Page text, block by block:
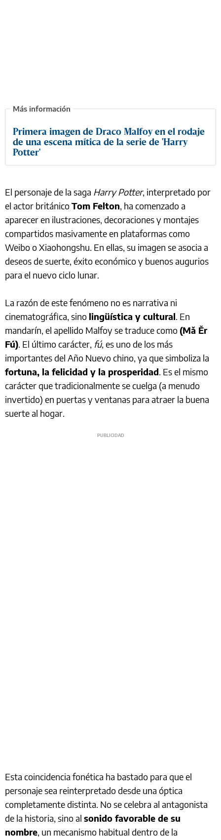
Primera imagen de Draco Malfoy en el rodaje
de una escena mítica de la serie de 'Harry
Potter'
El personaje de la saga Harry Potter, interpretado por
el actor británicoTom Felton, ha comenzado a
aparecer en ilustraciones, decoraciones y montajes
compartidos masivamente en plataformas como
Weibo o Xiaohongshu. En ellas, su imagen se asocia a
deseos de suerte, éxito económico y buenos augurios
para el nuevo ciclo lunar.
La razón de este fenómeno no es narrativa ni
cinematográfica, sino lingüística y cultural. En
mandarín, el apellido Malfoy se traduce como (Mǎ Ěr
Fú). El último carácter, fú, es uno de los más
importantes del Año Nuevo chino, ya que simboliza la
fortuna, la felicidad y la prosperidad. Es el mismo
carácter que tradicionalmente se cuelga (a menudo
invertido) en puertas y ventanas para atraer la buena
suerte al hogar.
Esta coincidencia fonética ha bastado para que el
personaje sea reinterpretado desde una óptica
completamente distinta. No se celebra al antagonista
de la historia, sino al sonido favorable de su
nombre, un mecanismo habitual dentro de la